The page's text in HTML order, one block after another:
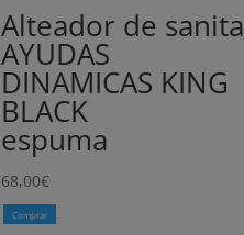
Alteador de sanita
AYUDAS
DINAMICAS KING
BLACK
espuma
68,00€
Comprar